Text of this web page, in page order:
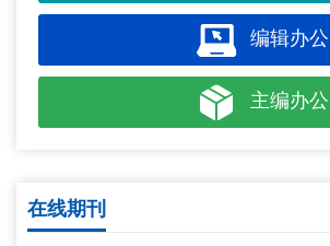
编辑办公
主编办公
在线期刊